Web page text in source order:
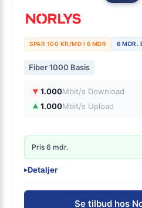
SPAR 100 KR/MD I 6 MDR 6 MDR.
Fiber 1000 Basis
▼ 1.000Mbit/s Download
▲ 1.000Mbit/s Upload
Pris 6 mdr.
▸Detaljer
Se tilbud hos